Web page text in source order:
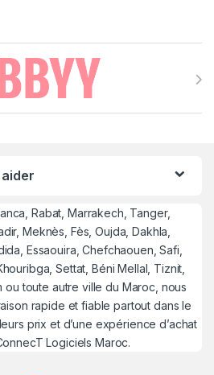
Rabat, Marrakech, Tanger,
Meknès, Fès, Oujda, Dakhla,
Essaouira, Chefchaouen, Safi,
Settat, Béni Mellal, Tiznit,
ou toute autre ville du Maroc, nous
rapide et fiable partout dans le
prix et d’une expérience d’achat
Logiciels Maroc.